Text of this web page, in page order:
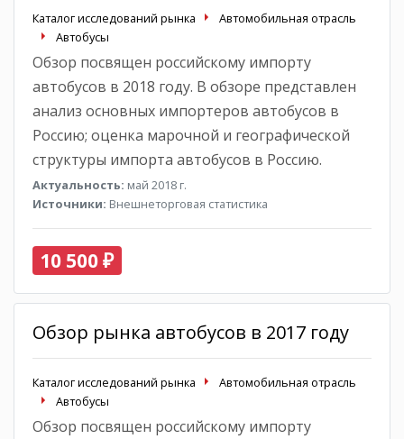
Каталог исследований рынка
Автомобильная отрасль
Автобусы
Обзор посвящен российскому импорту
автобусов в 2018 году. В обзоре представлен
анализ основных импортеров автобусов в
Россию; оценка марочной и географической
структуры импорта автобусов в Россию.
Актуальность: май 2018 г.
Источники: Внешнеторговая статистика
10 500 ₽
Обзор рынка автобусов в 2017 году
Каталог исследований рынка
Автомобильная отрасль
Автобусы
Обзор посвящен российскому импорту